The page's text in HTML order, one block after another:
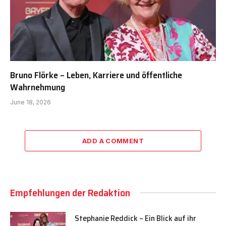
Bruno Flörke – Leben, Karriere und öffentliche
Wahrnehmung
June 18, 2026
ADD A COMMENT
Empfehlungen der Redaktion
Stephanie Reddick – Ein Blick auf ihr